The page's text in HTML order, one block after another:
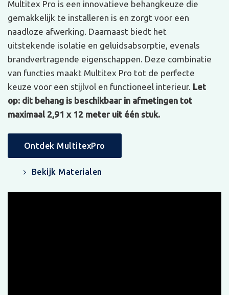
Multitex Pro is een innovatieve behangkeuze die
gemakkelijk te installeren is en zorgt voor een
naadloze afwerking. Daarnaast biedt het
uitstekende isolatie en geluidsabsorptie, evenals
brandvertragende eigenschappen. Deze combinatie
van functies maakt Multitex Pro tot de perfecte
keuze voor een stijlvol en functioneel interieur. Let
op: dit behang is beschikbaar in afmetingen tot
maximaal 2,91 x 12 meter uit één stuk.
Ontdek MultitexPro
Bekijk Materialen